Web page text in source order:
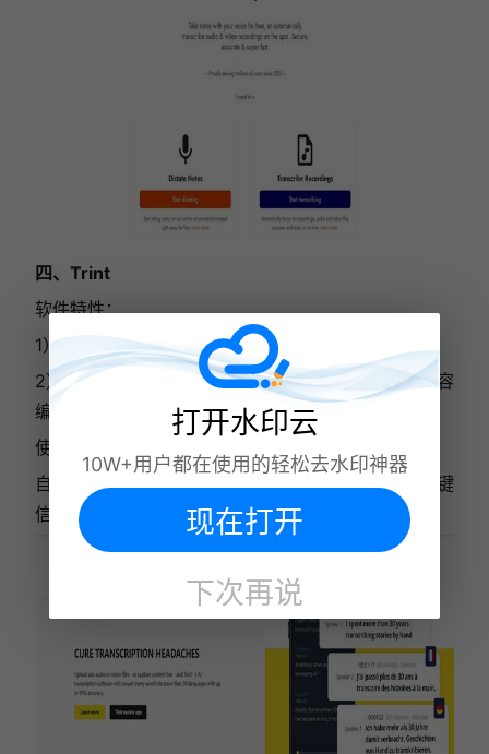
四、Trint
软件特性：
1）卓越的音频转文字工具，支持多种音频格式。
2）提供自动分句和关键词标记功能，便于后续的内容
编辑。
使用体验：
自动分句和关键词标记功能使用户能够更快地找到关键
信息，提升工作效率。
打开水印云
10W+用户都在使用的轻松去水印神器
现在打开
下次再说